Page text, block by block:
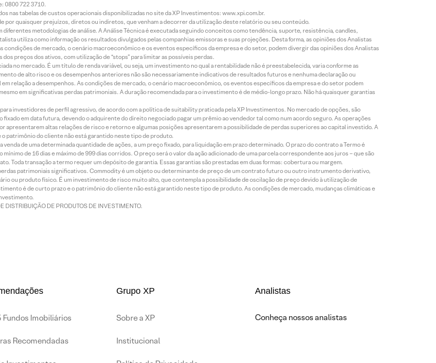
0800 722 3710.
nas tabelas de custos operacionais disponibilizadas no site da XP Investimentos: www.xpi.com.br.
por quaisquer prejuízos, diretos ou indiretos, que venham a decorrer da utilização deste relatório ou seu conteúdo.
diferentes metodologias de análise. A Análise Técnica é executada seguindo conceitos como tendência, suporte, resistência, candles,
utiliza como informação os resultados divulgados pelas companhias emissoras e suas projeções. Desta forma, as opiniões dos Analistas
condições de mercado, o cenário macroeconômico e os eventos específicos da empresa e do setor, podem divergir das opiniões dos Analistas
preços dos ativos, com utilização de “stops” para limitar as possíveis perdas.
no mercado. É um título de renda variável, ou seja, um investimento no qual a rentabilidade não é preestabelecida, varia conforme as
de alto risco e os desempenhos anteriores não são necessariamente indicativos de resultados futuros e nenhuma declaração ou
relação a desempenhos. As condições de mercado, o cenário macroeconômico, os eventos específicos da empresa e do setor podem
em significativas perdas patrimoniais. A duração recomendada para o investimento é de médio-longo prazo. Não há quaisquer garantias
investidores de perfil agressivo, de acordo com a política de suitability praticada pela XP Investimentos. No mercado de opções, são
em data futura, devendo o adquirente do direito negociado pagar um prêmio ao vendedor tal como num acordo seguro. As operações
apresentarem altas relações de risco e retorno e algumas posições apresentarem a possibilidade de perdas superiores ao capital investido. A
patrimônio do cliente não está garantido neste tipo de produto.
de uma determinada quantidade de ações, a um preço fixado, para liquidação em prazo determinado. O prazo do contrato a Termo é
de 16 dias e máximo de 999 dias corridos. O preço será o valor da ação adicionado de uma parcela correspondente aos juros – que são
Toda transação a termo requer um depósito de garantia. Essas garantias são prestadas em duas formas: cobertura ou margem.
patrimoniais significativos. Commodity é um objeto ou determinante de preço de um contrato futuro ou outro instrumento derivativo,
ou produto físico. É um investimento de risco muito alto, que contempla a possibilidade de oscilação de preço devido à utilização de
é de curto prazo e o patrimônio do cliente não está garantido neste tipo de produto. As condições de mercado, mudanças climáticas e
DISTRIBUIÇÃO DE PRODUTOS DE INVESTIMENTO.
Fundos Imobiliários
Recomendadas
Grupo XP
Sobre a XP
Institucional
Analistas
Conheça nossos analistas